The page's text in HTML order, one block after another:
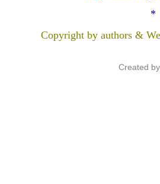
*
Copyright by authors &
Created